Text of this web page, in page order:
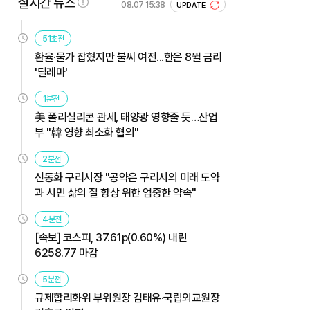
08.07 15:38 UPDATE
51초전
환율·물가 잡혔지만 불씨 여전...한은 8월 금리
'딜레마'
1분전
美 폴리실리콘 관세, 태양광 영향줄 듯…산업
부 "韓 영향 최소화 협의"
2분전
신동화 구리시장 "공약은 구리시의 미래 도약
과 시민 삶의 질 향상 위한 엄중한 약속"
4분전
[속보] 코스피, 37.61p(0.60%) 내린
6258.77 마감
5분전
규제합리화위 부위원장 김태유·국립외교원장